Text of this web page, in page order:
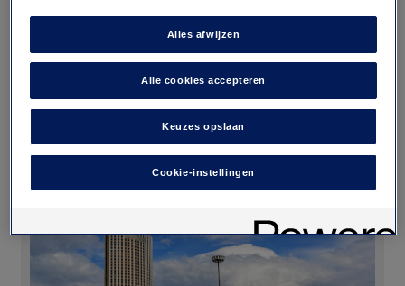
75017
Daar wil ik heen
Alles afwijzen
Alle cookies accepteren
Keuzes opslaan
Cookie-instellingen